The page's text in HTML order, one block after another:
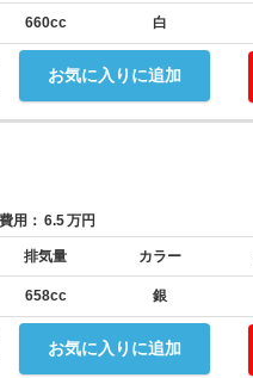
660cc 白
お気に入りに追加
用： 6.5万円
排気量 カラー
658cc 銀
お気に入りに追加